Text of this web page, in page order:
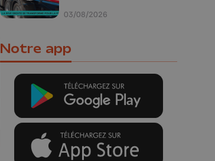
03/08/2026
Notre app